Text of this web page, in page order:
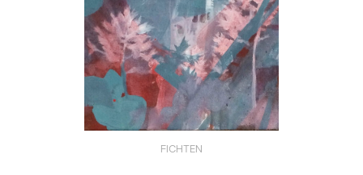
FICHTEN